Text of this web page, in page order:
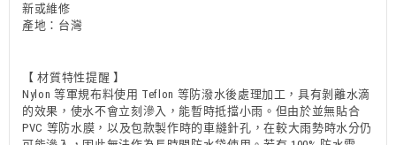
新或維修
產地：台灣
【 材質特性提醒 】
Nylon 等軍規布料使用 Teflon 等防潑水後處理加工，具有剝離水滴
的效果，使水不會立刻滲入，能暫時抵擋小雨。但由於並無貼合
PVC 等防水膜，以及包款製作時的車縫針孔，在較大雨勢時水分仍